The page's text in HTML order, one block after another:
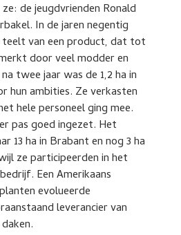
de jeugdvrienden Ronald
In de jaren negentig
teelt van een product, dat tot
door veel modder en
twee jaar was de 1,2 ha in
hun ambities. Ze verkasten
hele personeel ging mee.
pas goed ingezet. Het
13 ha in Brabant en nog 3 ha
ze participeerden in het
Een Amerikaans
evolueerde
leverancier van